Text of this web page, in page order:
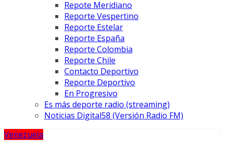
Repote Meridiano
Reporte Vespertino
Reporte Estelar
Reporte España
Reporte Colombia
Reporte Chile
Contacto Deportivo
Reporte Deportivo
En Progresivo
Es más deporte radio (streaming)
Noticias Digital58 (Versión Radio FM)
Venezuela